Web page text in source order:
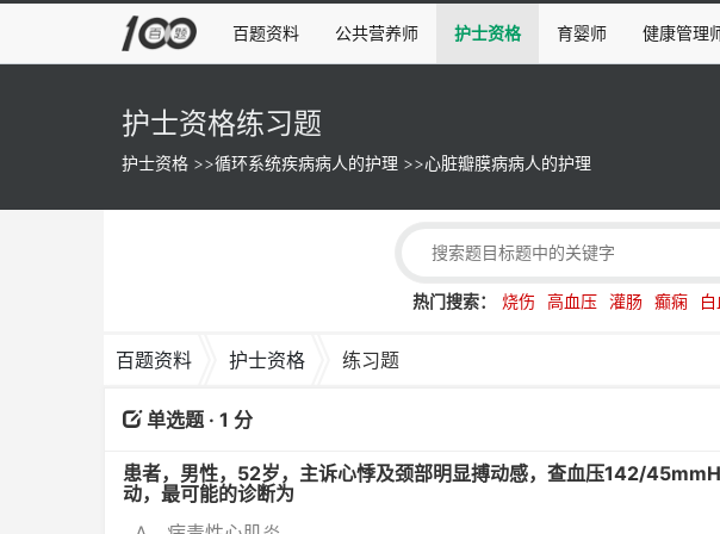
百题资料 公共营养师 护士资格 育婴师 健康管理
护士资格练习题
护士资格 >>循环系统疾病病人的护理 >>心脏瓣膜病病人的护理
热门搜索： 烧伤 高血压 灌肠 癫痫
百题资料 护士资格 练习题
单选题 · 1 分
患者，男性，52岁，主诉心悸及颈部明显搏动感，查血压142/
动，最可能的诊断为